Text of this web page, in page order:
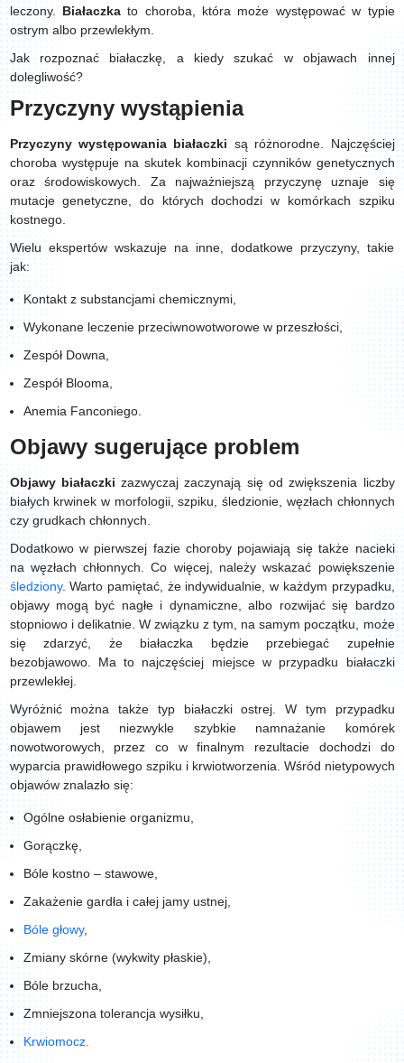
leczony. Białaczkato choroba, która może występować w typie
ostrym albo przewlekłym.
Jak rozpoznać białaczkę, a kiedy szukać w objawach innej
dolegliwość?
Przyczyny wystąpienia
Przyczyny występowania białaczki są różnorodne. Najczęściej
choroba występuje na skutek kombinacji czynników genetycznych
oraz środowiskowych. Za najważniejszą przyczynę uznaje się
mutacje genetyczne, do których dochodzi w komórkach szpiku
kostnego.
Wielu ekspertów wskazuje na inne, dodatkowe przyczyny, takie
jak:
Kontakt z substancjami chemicznymi,
Wykonane leczenie przeciwnowotworowe w przeszłości,
Zespół Downa,
Zespół Blooma,
Anemia Fanconiego.
Objawy sugerujące problem
Objawy białaczki zazwyczaj zaczynają się od zwiększenia liczby
białych krwinek w morfologii, szpiku, śledzionie, węzłach chłonnych
czy grudkach chłonnych.
Dodatkowo w pierwszej fazie choroby pojawiają się także nacieki
na węzłach chłonnych. Co więcej, należy wskazać powiększenie
śledziony. Warto pamiętać, że indywidualnie, w każdym przypadku,
objawy mogą być nagłe i dynamiczne, albo rozwijać się bardzo
stopniowo i delikatnie. W związku z tym, na samym początku, może
się zdarzyć, że białaczka będzie przebiegać zupełnie
bezobjawowo. Ma to najczęściej miejsce w przypadku białaczki
przewlekłej.
Wyróżnić można także typ białaczki ostrej. W tym przypadku
objawem jest niezwykle szybkie namnażanie komórek
nowotworowych, przez co w finalnym rezultacie dochodzi do
wyparcia prawidłowego szpiku i krwiotworzenia. Wśród nietypowych
objawów znalazło się:
Ogólne osłabienie organizmu,
Gorączkę,
Bóle kostno – stawowe,
Zakażenie gardła i całej jamy ustnej,
Bóle głowy,
Zmiany skórne (wykwity płaskie),
Bóle brzucha,
Zmniejszona tolerancja wysiłku,
Krwiomocz.